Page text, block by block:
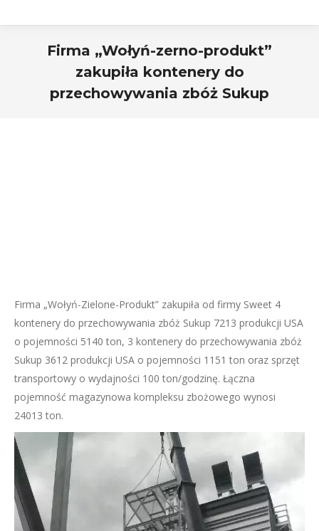
Firma „Wołyń-zerno-produkt”
zakupiła kontenery do
przechowywania zbóż Sukup
Firma „Wołyń-Zielone-Produkt” zakupiła od firmy Sweet 4
kontenery do przechowywania zbóż Sukup 7213 produkcji USA
o pojemności 5140 ton, 3 kontenery do przechowywania zbóż
Sukup 3612 produkcji USA o pojemności 1151 ton oraz sprzęt
transportowy o wydajności 100 ton/godzinę. Łączna
pojemność magazynowa kompleksu zbożowego wynosi
24013 ton.